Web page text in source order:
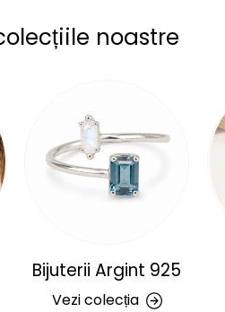
noastre
Bijuterii Argint 925
Vezi colecția